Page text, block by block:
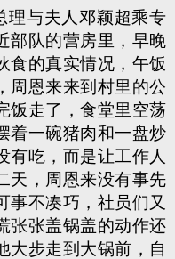
理与夫人邓颖超乘专
部队的营房里，早晚
食的真实情况，午饭
周恩来来到村里的公
饭走了，食堂里空荡
着一碗猪肉和一盘炒
有吃，而是让工作人
天，周恩来没有事先
事不凑巧，社员们又
张张盖锅盖的动作还
大步走到大锅前，自